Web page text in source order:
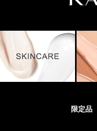
かないでください。
限定品